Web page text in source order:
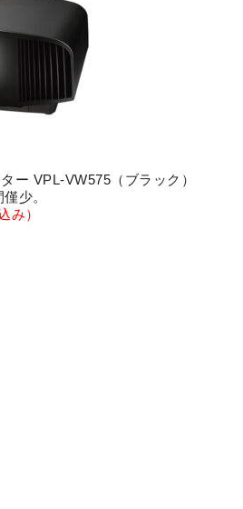
ー VPL-VW575（ブラック）
少。
み）